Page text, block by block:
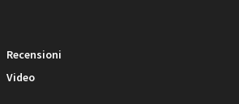
Recensioni
Video